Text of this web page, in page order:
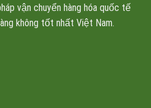
vận chuyển hàng hóa quốc tế
không tốt nhất Việt Nam.